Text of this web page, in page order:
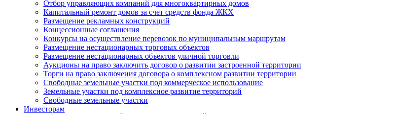
Отбор управляющих компаний для многоквартирных домов
Капитальный ремонт домов за счет средств фонда ЖКХ
Размещение рекламных конструкций
Концессионные соглашения
Конкурсы на осуществление перевозок по муниципальным маршрутам
Размещение нестационарных торговых объектов
Размещение нестационарных объектов уличной торговли
Аукционы на право заключить договор о развитии застроенной территории
Торги на право заключения договора о комплексном развитии территории
Свободные земельные участки под коммерческое использование
Земельные участки под комплексное развитие территорий
Свободные земельные участки
Инвесторам